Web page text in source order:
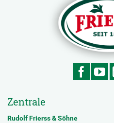
Zentrale
Rudolf Frierss & Söhne